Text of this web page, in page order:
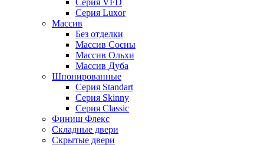
Серия Luxor
Массив
Без отделки
Массив Сосны
Массив Ольхи
Массив Дуба
Шпонированные
Серия Standart
Серия Skinny
Серия Classic
Финиш Флекс
Складные двери
Скрытые двери